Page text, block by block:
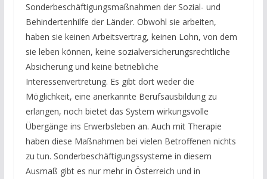
Sonderbeschäftigungsmaßnahmen der Sozial- und
Behindertenhilfe der Länder. Obwohl sie arbeiten,
haben sie keinen Arbeitsvertrag, keinen Lohn, von dem
sie leben können, keine sozialversicherungsrechtliche
Absicherung und keine betriebliche
Interessenvertretung. Es gibt dort weder die
Möglichkeit, eine anerkannte Berufsausbildung zu
erlangen, noch bietet das System wirkungsvolle
Übergänge ins Erwerbsleben an. Auch mit Therapie
haben diese Maßnahmen bei vielen Betroffenen nichts
zu tun. Sonderbeschäftigungssysteme in diesem
Ausmaß gibt es nur mehr in Österreich und in